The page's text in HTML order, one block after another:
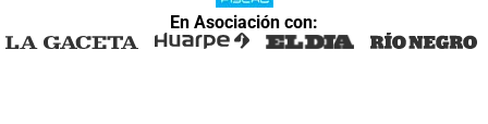
En Asociación con: